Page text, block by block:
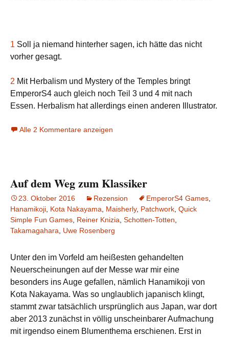
1 Soll ja niemand hinterher sagen, ich hätte das nicht
vorher gesagt.
2 Mit Herbalism und Mystery of the Temples bringt
EmperorS4 auch gleich noch Teil 3 und 4 mit nach
Essen. Herbalism hat allerdings einen anderen Illustrator.
Alle 2 Kommentare anzeigen
Auf dem Weg zum Klassiker
23. Oktober 2016 Rezension EmperorS4 Games
Hanamikoji Kota Nakayama Maisherly, Patchwork Quick
Simple Fun Games Reiner Knizia Schotten-Totten
Takamagahara
Uwe Rosenberg
Unter den im Vorfeld am heißesten gehandelten
Neuerscheinungen auf der Messe war mir eine
besonders ins Auge gefallen, nämlich Hanamikoji von
Kota Nakayama. Was so unglaublich japanisch klingt,
stammt zwar tatsächlich ursprünglich aus Japan, war dort
aber 2013 zunächst in völlig unscheinbarer Aufmachung
mit irgendso einem Blumenthema erschienen. Erst in